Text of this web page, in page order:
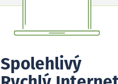
Spolehlivý